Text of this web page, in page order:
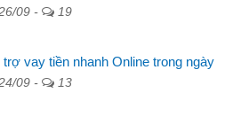
09 - 19
trợ vay tiền nhanh Online trong ngày
09 - 13